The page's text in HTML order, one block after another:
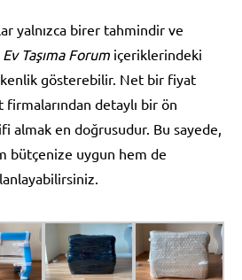
yalnızca birer tahmindir ve
Taşıma Forum içeriklerindeki
gösterebilir. Net bir fiyat
detaylı bir ön
almak en doğrusudur. Bu sayede,
bütçenize uygun hem de